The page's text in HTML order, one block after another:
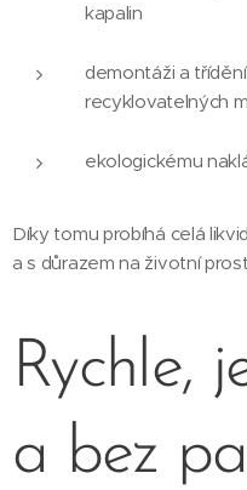
kapalin
demontáži a
recyklovatelných
ekologickému
Díky tomu probíhá celá
a s důrazem na životní
Rychle,
a bez